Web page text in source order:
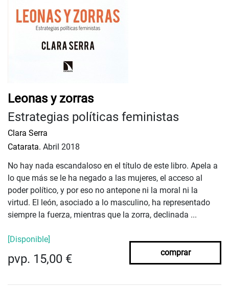
Leonas y zorras
Estrategias políticas feministas
Clara Serra
Catarata. Abril 2018
No hay nada escandaloso en el título de este libro. Apela a
lo que más se le ha negado a las mujeres, el acceso al
poder político, y por eso no antepone ni la moral ni la
virtud. El león, asociado a lo masculino, ha representado
siempre la fuerza, mientras que la zorra, declinada ...
[Disponible]
pvp. 15,00 € comprar